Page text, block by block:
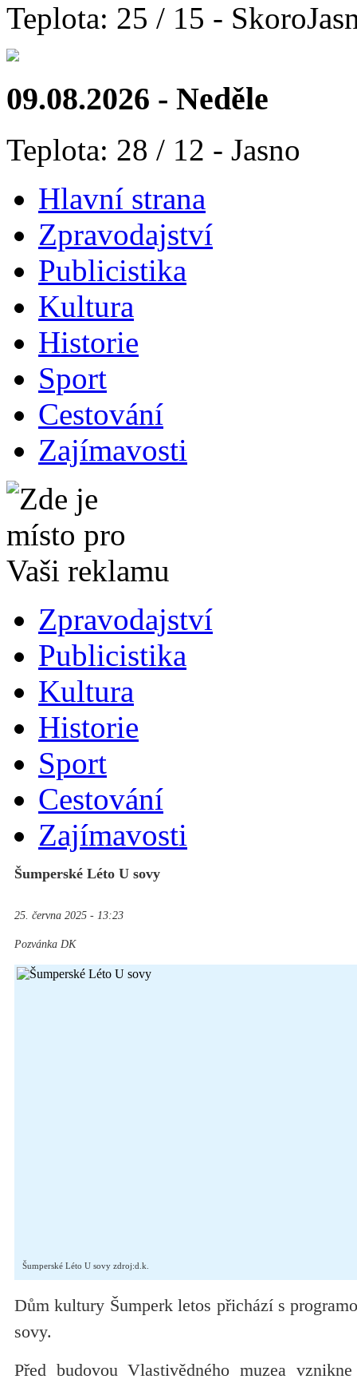
Teplota: 25 / 15 -
09.08.2026 - Neděle
Teplota: 28 / 12 - Jasno
Hlavní strana
Zpravodajství
Publicistika
Kultura
Historie
Sport
Cestování
Zajímavosti
Zpravodajství
Publicistika
Kultura
Historie
Sport
Cestování
Zajímavosti
Šumperské Léto U sovy
25. června 2025 - 13:23
Pozvánka DK
Šumperské Léto U sovy zdroj:d.k.
Dům kultury Šumperk letos přichází s
sovy.
Před budovou Vlastivědného muzea